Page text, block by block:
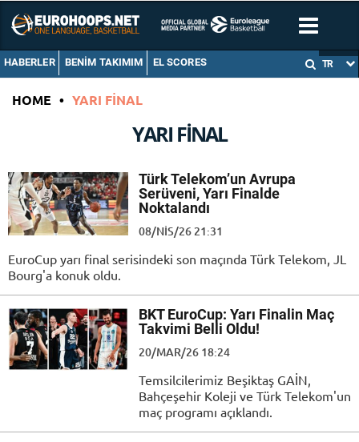
HABERLER BENIM TAKIMIM EL SCORES TR
HOME • YARI FINAL
YARI FINAL
Türk Telekom’un Avrupa
Serüveni, Yarı Finalde
Noktalandı
08/NIS/26 21:31
EuroCup yarı final serisindeki son maçında Türk Telekom, JL
Bourg'a konuk oldu.
BKT EuroCup: Yarı Finalin Maç
Takvimi Belli Oldu!
20/MAR/26 18:24
Temsilcilerimiz Beşiktaş GAİN,
Bahçeşehir Koleji ve Türk Telekom'un
maç programı açıklandı.